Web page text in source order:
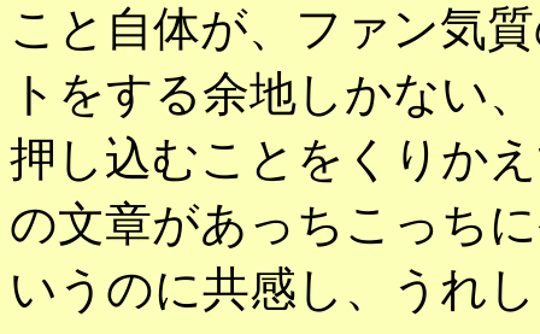
こと自体が、ファン気
トをする余地しかない
押し込むことをくりか
の文章があっちこっち
いうのに共感し、うれ